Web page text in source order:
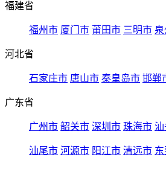
福建省
福州市 厦门市 莆田市 三明市
河北省
石家庄市 唐山市 秦皇岛市 邯郸
广东省
广州市 韶关市 深圳市 珠海市
汕尾市 河源市 阳江市 清远市